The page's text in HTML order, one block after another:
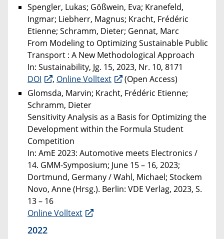
Spengler, Lukas; Gößwein, Eva; Kranefeld,
Ingmar; Liebherr, Magnus; Kracht, Frédéric
Etienne; Schramm, Dieter; Gennat, Marc
From Modeling to Optimizing Sustainable Public
Transport : A New Methodological Approach
In: Sustainability, Jg. 15, 2023, Nr. 10, 8171
DOI
, Online Volltext
(Open Access)
Glomsda, Marvin; Kracht, Frédéric Etienne;
Schramm, Dieter
Sensitivity Analysis as a Basis for Optimizing the
Development within the Formula Student
Competition
In: AmE 2023: Automotive meets Electronics /
14. GMM-Symposium; June 15 – 16, 2023;
Dortmund, Germany / Wahl, Michael; Stockem
Novo, Anne (Hrsg.). Berlin: VDE Verlag, 2023, S.
13 – 16
Online Volltext
2022